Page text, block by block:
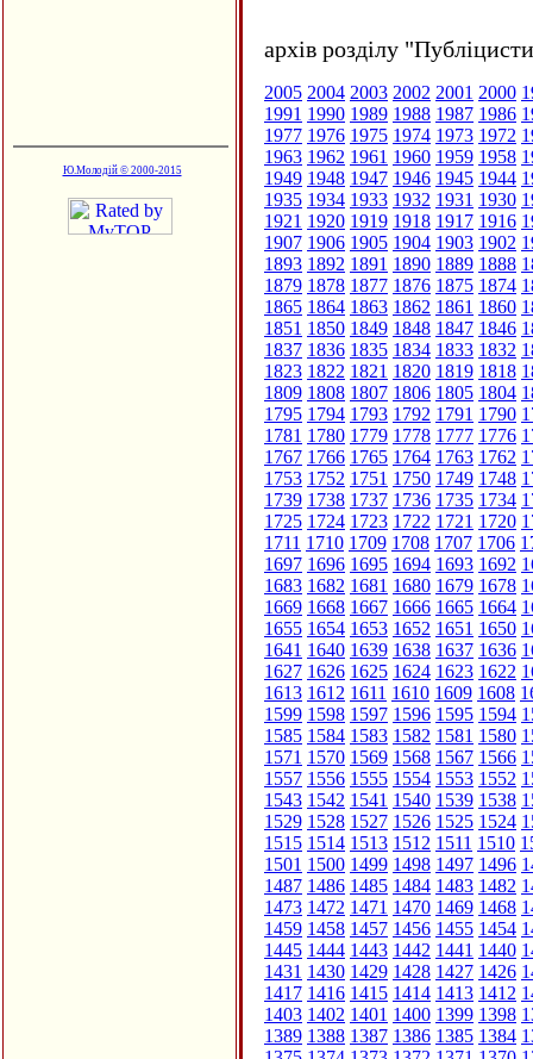
Ю.Молодій © 2000-2015
архів розділу
2005 2004 2003 2002 2001 2000
1991 1990 1989 1988 1987 1986
1977 1976 1975 1974 1973 1972
1963 1962 1961 1960 1959 1958
1949 1948 1947 1946 1945 1944
1935 1934 1933 1932 1931 1930
1921 1920 1919 1918 1917 1916
1907 1906 1905 1904 1903 1902
1893 1892 1891 1890 1889 1888
1879 1878 1877 1876 1875 1874
1865 1864 1863 1862 1861 1860
1851 1850 1849 1848 1847 1846
1837 1836 1835 1834 1833 1832
1823 1822 1821 1820 1819 1818
1809 1808 1807 1806 1805 1804
1795 1794 1793 1792 1791 1790
1781 1780 1779 1778 1777 1776
1767 1766 1765 1764 1763 1762
1753 1752 1751 1750 1749 1748
1739 1738 1737 1736 1735 1734
1725 1724 1723 1722 1721 1720
1711 1710 1709 1708 1707 1706
1697 1696 1695 1694 1693 1692
1683 1682 1681 1680 1679 1678
1669 1668 1667 1666 1665 1664
1655 1654 1653 1652 1651 1650
1641 1640 1639 1638 1637 1636
1627 1626 1625 1624 1623 1622
1613 1612 1611 1610 1609 1608
1599 1598 1597 1596 1595 1594
1585 1584 1583 1582 1581 1580
1571 1570 1569 1568 1567 1566
1557 1556 1555 1554 1553 1552
1543 1542 1541 1540 1539 1538
1529 1528 1527 1526 1525 1524
1515 1514 1513 1512 1511 1510
1501 1500 1499 1498 1497 1496
1487 1486 1485 1484 1483 1482
1473 1472 1471 1470 1469 1468
1459 1458 1457 1456 1455 1454
1445 1444 1443 1442 1441 1440
1431 1430 1429 1428 1427 1426
1417 1416 1415 1414 1413 1412
1403 1402 1401 1400 1399 1398
1389 1388 1387 1386 1385 1384